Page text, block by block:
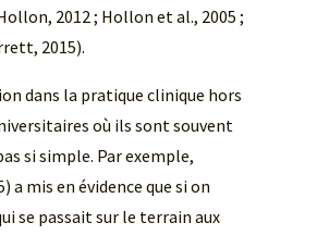
2012 ; Hollon et al., 2005 ;
2015).
dans la pratique clinique hors
où ils sont souvent
si simple. Par exemple,
a mis en évidence que si on
se passait sur le terrain aux